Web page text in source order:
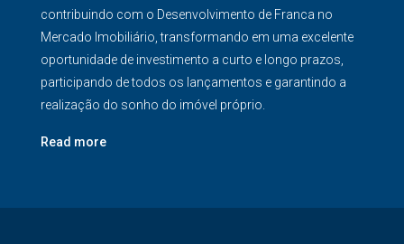
contribuindo com o Desenvolvimento de Franca no
Mercado Imobiliário, transformando em uma excelente
oportunidade de investimento a curto e longo prazos,
participando de todos os lançamentos e garantindo a
realização do sonho do imóvel próprio.
Read more